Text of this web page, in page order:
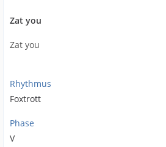
Zat you
Zat you
Rhythmus
Foxtrott
Phase
V